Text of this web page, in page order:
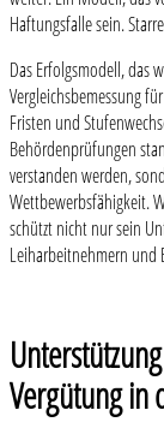
Haftungsfalle sein.
Das Erfolgsmodell, das
Vergleichsbemessung
Fristen und
Behördenprüfungen
verstanden werden,
Wettbewerbsfähigkeit.
schützt nicht nur sein
Leiharbeitnehmern und
Vergütung in